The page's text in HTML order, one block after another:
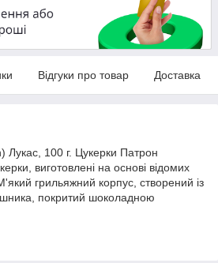
Відгуки про товар Доставка
Лукас, 100 г. Цукерки Патрон
виготовлені на основі відомих
грильяжний корпус, створений із
покритий шоколадною